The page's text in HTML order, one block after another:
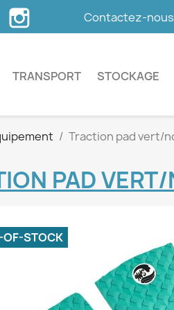
Contactez-nous
YouTubeInstagram
TRANSPORT STOCKAGE
Traction pad vert/
PAD
STOCK